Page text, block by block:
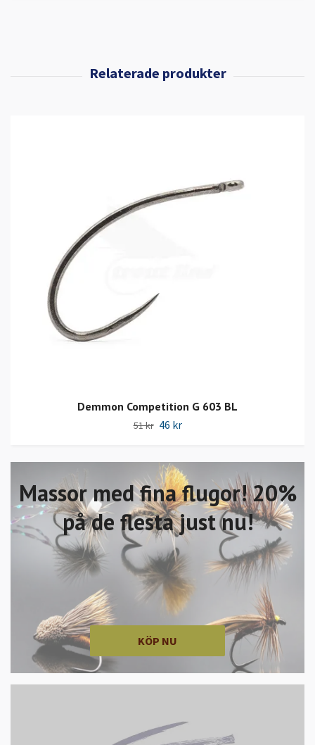
Massor med fina flugor! 20%
på de flesta just nu!
KÖP NU
Demmon Competition G 603 BL
51 kr 46 kr